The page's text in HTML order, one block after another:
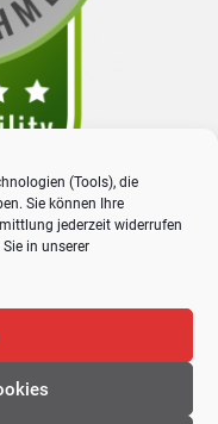
(Tools), die
Sie können Ihre
jederzeit widerrufen
in unserer
reserved